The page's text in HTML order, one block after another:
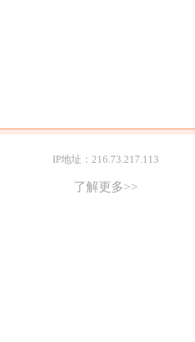
IP地址：216.73.217.113
了解更多>>